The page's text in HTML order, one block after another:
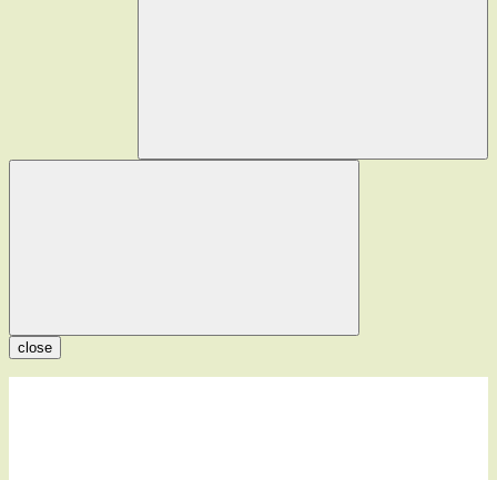
close